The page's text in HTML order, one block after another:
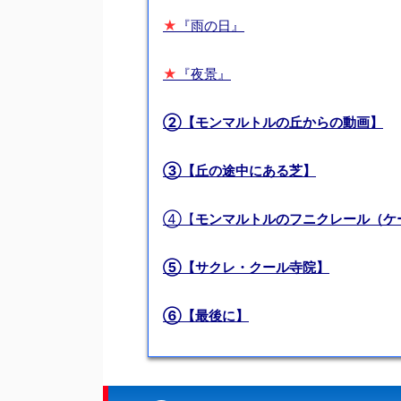
★ 『雨の日』
★ 『夜景』
②【モンマルトルの丘からの動画】
③【丘の途中にある芝】
④【モンマルトルのフニクレール（
⑤【サクレ・クール寺院】
⑥【最後に】